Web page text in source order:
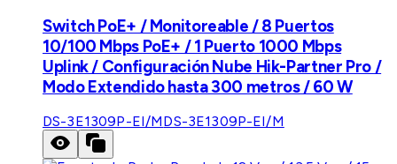
Switch PoE+ / Monitoreable / 8 Puertos
10/100 Mbps PoE+ / 1 Puerto 1000 Mbps
Uplink / Configuración Nube Hik-Partner Pro /
Modo Extendido hasta 300 metros / 60 W
DS-3E1309P-EI/MDS-3E1309P-EI/M